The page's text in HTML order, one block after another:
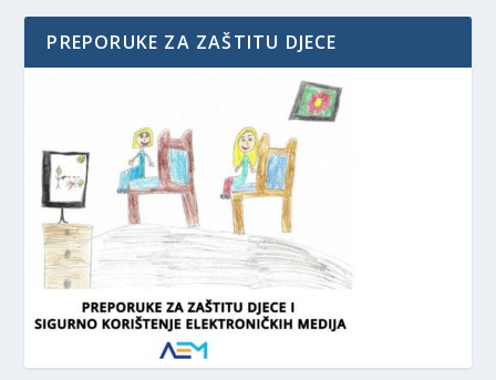
PREPORUKE ZA ZAŠTITU DJECE